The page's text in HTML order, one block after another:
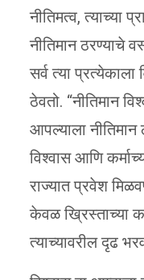
नीतिमत्व, त्याच्या
नीतिमान ठरण्याचे
सर्व त्या प्रत्येकाला
ठेवतो. “नीतिमान
आपल्याला नीतिमान
विश्वास आणि
राज्यात प्रवेश
केवळ ख्रिस्ताच्या
त्याच्यावरील दृढ